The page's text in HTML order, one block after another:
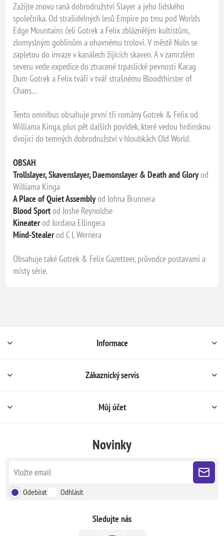
Zažijte znovu raná dobrodružství Slayer a jeho lidského
společníka. Od strašidelných lesů Empire po tmu pod Worlds
Edge Mountains čelí Gotrek a Felix zbláznělým kultistům,
zlomyslným goblinům a ohavnému trolovi. V městě Nuln se
zapletou do invaze v kanálech žijících skaven. A v zamrzlém
severu vede expedice do ztracené trpaslické pevnosti Karag
Dum Gotrek a Felix tváří v tvář strašnému Bloodthirster of
Chaos…
Tento omnibus obsahuje první tři romány Gotrek & Felix od
Williama Kinga, plus pět dalších povídek, které vedou hrdinskou
dvojici do temných dobrodružství v hloubkách Old World.
OBSAH
Trollslayer, Skavenslayer, Daemonslayer & Death and Gloryod
Williama Kinga
A Place of Quiet Assemblyod Johna Brunnera
Blood Sportod Joshe Reynoldse
Kineaterod Jordana Ellingera
Mind-Stealerod C L Wernera
Obsahuje také Gotrek & Felix Gazetteer, průvodce postavami a
místy série.
Informace
Zákaznický servis
Můj účet
Novinky
Odebírat Odhlásit
Sledujte nás